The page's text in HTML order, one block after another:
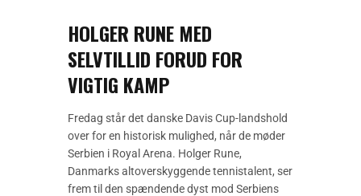
HOLGER RUNE MED
SELVTILLID FORUD FOR
VIGTIG KAMP
Fredag står det danske Davis Cup-landshold
over for en historisk mulighed, når de møder
Serbien i Royal Arena. Holger Rune,
Danmarks altoverskyggende tennistalent, ser
frem til den spændende dyst mod Serbiens